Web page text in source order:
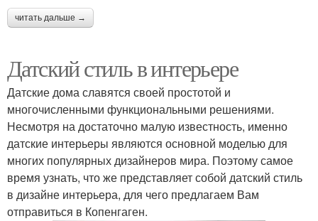
читать дальше →
Датский стиль в интерьере
Датские дома славятся своей простотой и
многочисленными функциональными решениями.
Несмотря на достаточно малую известность, именно
датские интерьеры являются основной моделью для
многих популярных дизайнеров мира. Поэтому самое
время узнать, что же представляет собой датский стиль
в дизайне интерьера, для чего предлагаем Вам
отправиться в Копенгаген.